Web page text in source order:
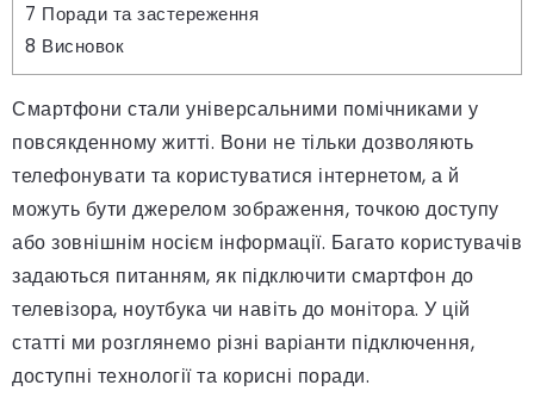
7 Поради та застереження
8 Висновок
Смартфони стали універсальними помічниками у
повсякденному житті. Вони не тільки дозволяють
телефонувати та користуватися інтернетом, а й
можуть бути джерелом зображення, точкою доступу
або зовнішнім носієм інформації. Багато користувачів
задаються питанням, як підключити смартфон до
телевізора, ноутбука чи навіть до монітора. У цій
статті ми розглянемо різні варіанти підключення,
доступні технології та корисні поради.